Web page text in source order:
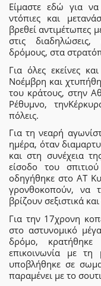
Είμαστε εδώ για
ντόπιες και
βρεθεί αντιμέτωπες
στις
δρόμους, στα
Για όλες εκείνες
Νοέμβρη και
του κράτους, στην
Ρέθυμνο,
πόλεις.
Για τη νεαρή
ημέρα, όταν
και στη συνέχεια
είσοδο του
οδηγήθηκε στο ΑΤ
γρονθοκοπούν, να
βρίζουν σεξιστικά
Για την 17χρονη
στο αστυνομικό
δρόμο,
επικοινωνία με τη
υποβλήθηκε σε
παραμένει με το